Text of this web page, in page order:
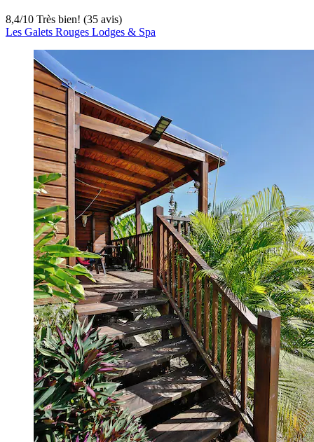
8,4/10 Très bien! (35 avis)
Les Galets Rouges Lodges & Spa